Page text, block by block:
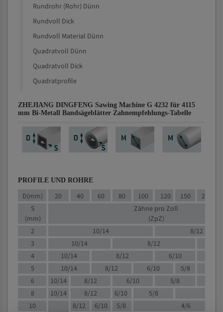
Rundrohr (Rohr) Dünn
Rundvoll Dick
Rundvoll Material Dünn
Quadratvoll Dünn
Quadratvoll Dick
Quadratprofile
ZHEJIANG DINGFENG Sawing Machine G 4232 für 4115
mm Bi-Metall Bandsägeblätter Zahnempfehlungs-Tabelle
PROFILE UND ROHRE
D(mm) 20 40 60 80 100 120 150 200
S
(mm)
Zähne pro Zoll
(ZpZ)
2
10/14
8/12
3
10/14 8/12
4
10/14 8/12 6/10
5
10/14 8/12 6/10
5/8
6
10/14 8/12 6/10
5/8
8
10/14 8/12 6/10 5/8
10
8/12 6/10 5/8
4/6